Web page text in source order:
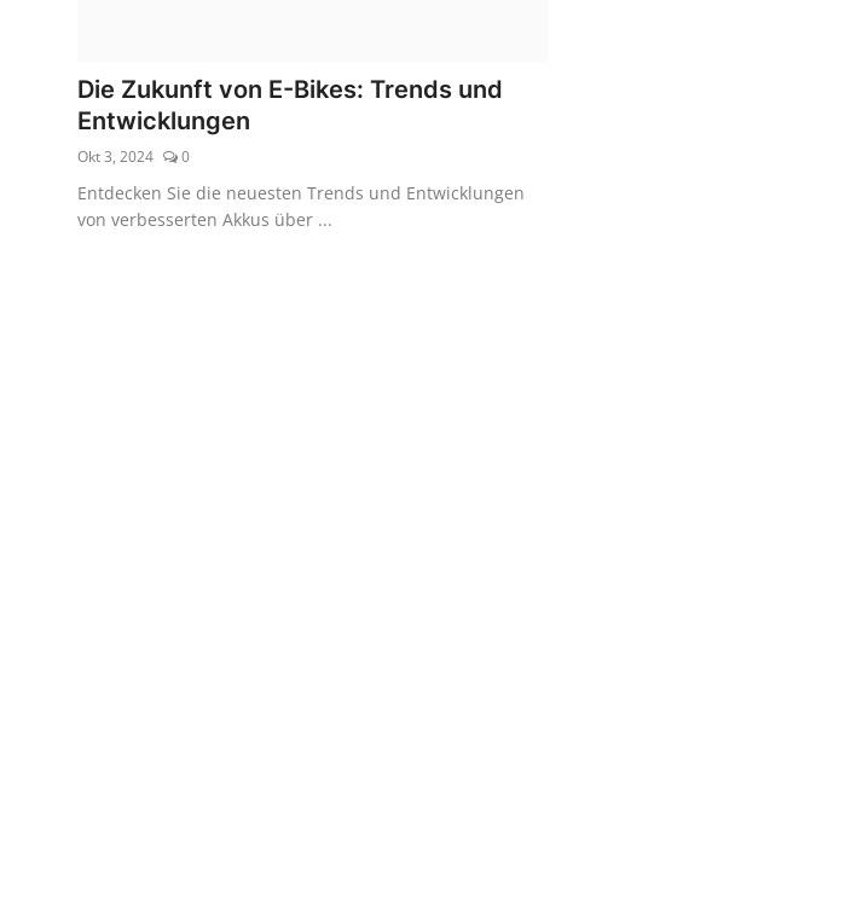
Die Zukunft von E-Bikes: Trends und
Entwicklungen
Okt 3, 2024 0
Entdecken Sie die neuesten Trends und Entwicklungen
von verbesserten Akkus über ...